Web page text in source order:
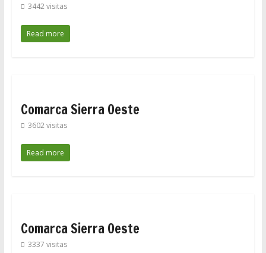
3442 visitas
Read more
Comarca Sierra Oeste
3602 visitas
Read more
Comarca Sierra Oeste
3337 visitas